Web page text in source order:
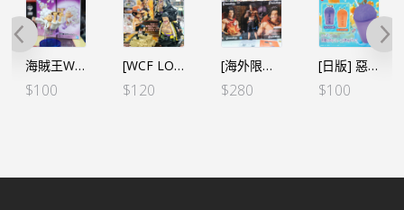
海賊王WCF -蒙奇•D•路飛 五檔 SPECIAL C小眠
$100
[WCF LOG STORIES] 海賊王 VOL.20 艾斯 VS 黑鬍子（行）
$120
[海外限定][GRANDISTA NERO]海賊王 – 艾斯 可換表情及配件
$280
[日版] 惡魔果實造型冷飲杯 艾斯燒燒果實 *不能放入60度以上熱水
$100